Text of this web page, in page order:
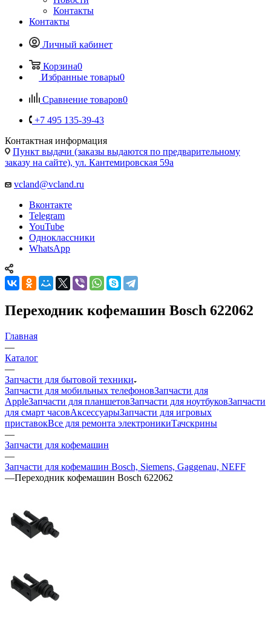
Личный кабинет
Корзина
Избранные товары
Сравнение товаров0
+7 495 135-39-43
Контактная информация
Пункт выдачи (заказы выдаются по предварительному
заказу на сайте), ул. Кантемировская 59а
vcland@vcland.ru
Telegram
YouTube
Одноклассники
WhatsApp
Переходник кофемашин Bosch 622062
Главная
Каталог
—
Запчасти для бытовой техники
Запчасти для мобильных телефонов
Apple
Запчасти для планшетов
для смарт часовАксессуарыЗапчасти для игровых
приставокВсе для ремонта электроникиТачскрины
—
Запчасти для кофемашин
—
Запчасти для кофемашин Bosch, Siemens, Gaggenau, NEFF
—Переходник кофемашин Bosch 622062